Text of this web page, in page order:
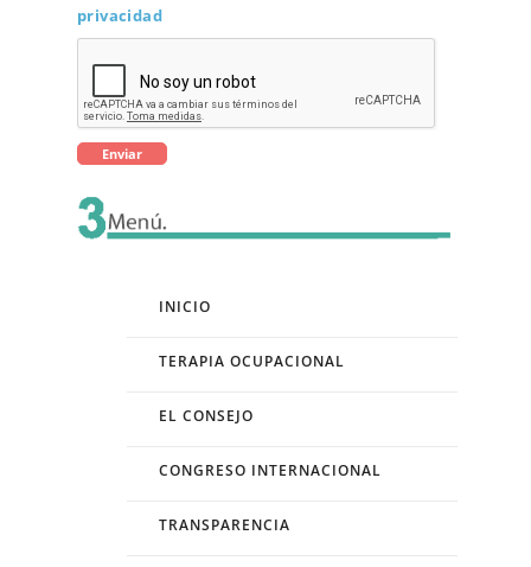
privacidad
INICIO
TERAPIA OCUPACIONAL
EL CONSEJO
CONGRESO INTERNACIONAL
TRANSPARENCIA